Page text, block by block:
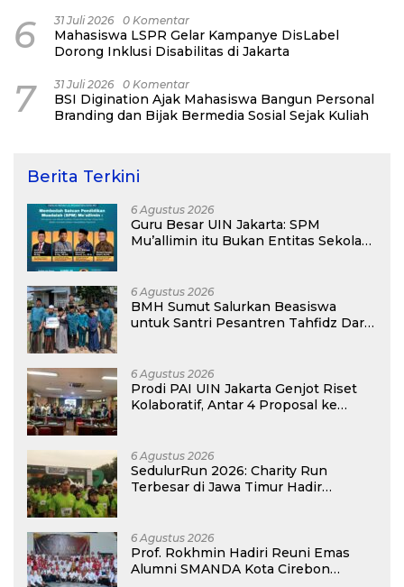
6 31 Juli 2026 0 Komentar
Mahasiswa LSPR Gelar Kampanye DisLabel
Dorong Inklusi Disabilitas di Jakarta
7 31 Juli 2026 0 Komentar
BSI Digination Ajak Mahasiswa Bangun Personal
Branding dan Bijak Bermedia Sosial Sejak Kuliah
Berita Terkini
6 Agustus 2026
Guru Besar UIN Jakarta: SPM
Mu’allimin itu Bukan Entitas Sekolah
6 Agustus 2026
BMH Sumut Salurkan Beasiswa
untuk Santri Pesantren Tahfidz Darul
6 Agustus 2026
Prodi PAI UIN Jakarta Genjot Riset
Kolaboratif, Antar 4 Proposal ke
6 Agustus 2026
SedulurRun 2026: Charity Run
Terbesar di Jawa Timur Hadir
Guru Honorer
6 Agustus 2026
Prof. Rokhmin Hadiri Reuni Emas
Alumni SMANDA Kota Cirebon